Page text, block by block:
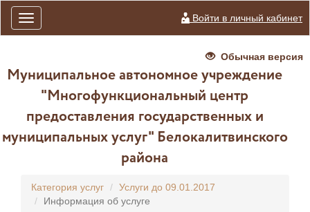
Toggle
navigation
Войти в личный кабинет
Обычная версия
Муниципальное автономное учреждение
"Многофункциональный центр
предоставления государственных и
муниципальных услуг" Белокалитвинского
района
Категория услуг
Услуги до 09.01.2017
Информация об услуге